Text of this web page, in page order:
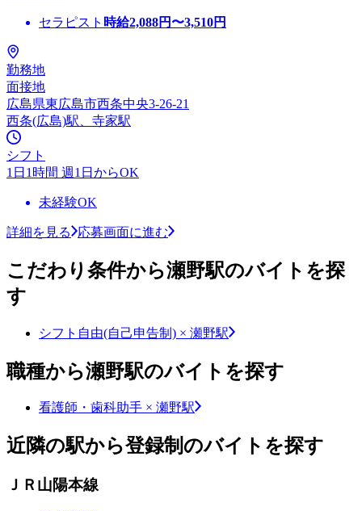
セラピスト 時給2,088円〜3,510円
勤務地
面接地
広島県東広島市西条中央3-26-21
西条(広島)駅、寺家駅
シフト
1日1時間 週1日からOK
未経験OK
詳細を見る 応募画面に進む
こだわり条件から瀬野駅のバイトを探
す
シフト自由(自己申告制) × 瀬野駅
職種から瀬野駅のバイトを探す
看護師・歯科助手 × 瀬野駅
近隣の駅から登録制のバイトを探す
ＪＲ山陽本線